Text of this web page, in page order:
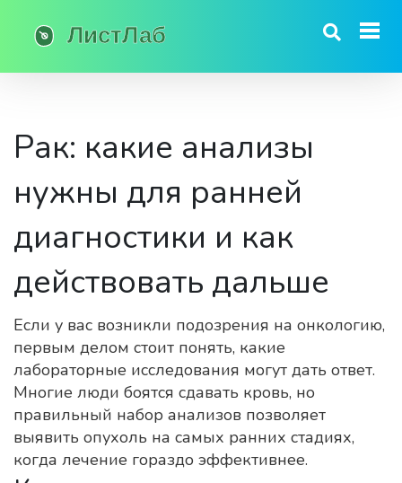
Рак: какие анализы
нужны для ранней
диагностики и как
действовать дальше
Если у вас возникли подозрения на онкологию,
первым делом стоит понять, какие
лабораторные исследования могут дать ответ.
Многие люди боятся сдавать кровь, но
правильный набор анализов позволяет
выявить опухоль на самых ранних стадиях,
когда лечение гораздо эффективнее.